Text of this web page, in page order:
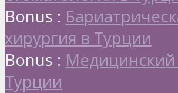
Bonus :
хирургия в Турции
Bonus : Медицинский
Турции